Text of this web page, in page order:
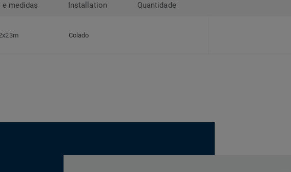
medidas Installation Quantidade
Colado